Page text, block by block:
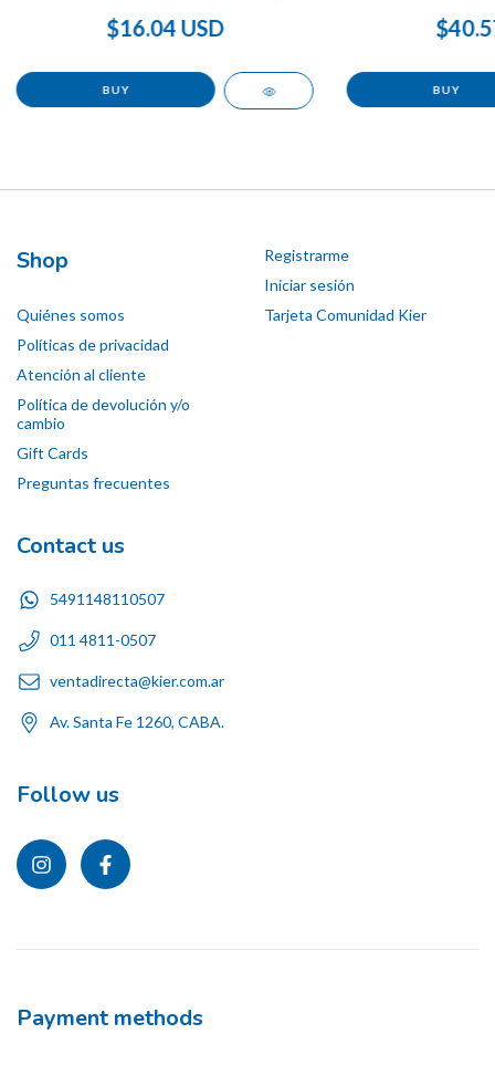
$16.04 USD
Shop
Quiénes somos
Políticas de privacidad
Atención al cliente
Política de devolución y/o
cambio
Gift Cards
Preguntas frecuentes
Registrarme
Iniciar sesión
Tarjeta Comunidad Kier
Contact us
5491148110507
011 4811-0507
ventadirecta@kier.com.ar
Av. Santa Fe 1260, CABA.
Follow us
Payment methods